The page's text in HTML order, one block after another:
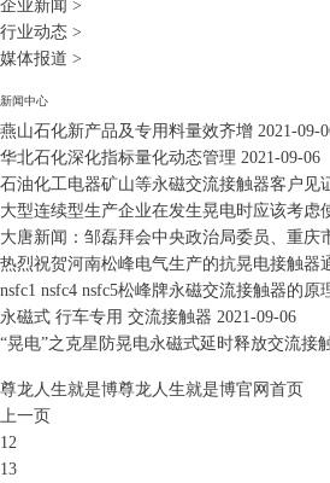
企业新闻 >
行业动态 >
媒体报道 >
新闻中心
燕山石化新产品及专用料量效齐增 2021-09-
华北石化深化指标量化动态管理 2021-09-06
石油化工电器矿山等永磁交流接触器客户见
大型连续型生产企业在发生晃电时应该考
大唐新闻：邹磊拜会中央政治局委员、重庆
热烈祝贺河南松峰电气生产的抗晃电接触器
nsfc1 nsfc4 nsfc5松峰牌永磁交流接触器的原
永磁式 行车专用 交流接触器 2021-09-06
“晃电”之克星防晃电永磁式延时释放交流接
尊龙人生就是博尊龙人生就是博官网首页
上一页
12
13